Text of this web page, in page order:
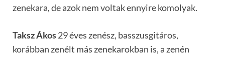
zenekara, de azok nem voltak ennyire komolyak.
Taksz Ákos29 éves zenész, basszusgitáros,
korábban zenélt más zenekarokban is, a zenén